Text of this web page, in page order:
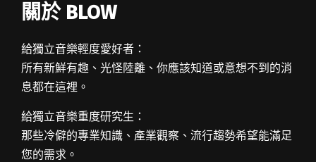
關於 BLOW
給獨立音樂輕度愛好者：
所有新鮮有趣、光怪陸離、你應該知道或意想不到的消
息都在這裡。
給獨立音樂重度研究生：
那些冷僻的專業知識、產業觀察、流行趨勢希望能滿足
您的需求。